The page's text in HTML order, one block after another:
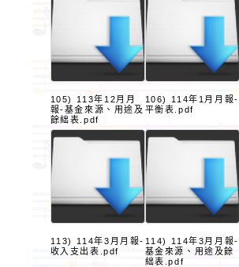
105) 113年12月月
報-基金來源、用途及
餘絀表.pdf
106) 114年1月月報-
平衡表.pdf
113) 114年3月月報-
收入支出表.pdf
114) 114年3月月報-
基金來源、用途及餘
絀表.pdf